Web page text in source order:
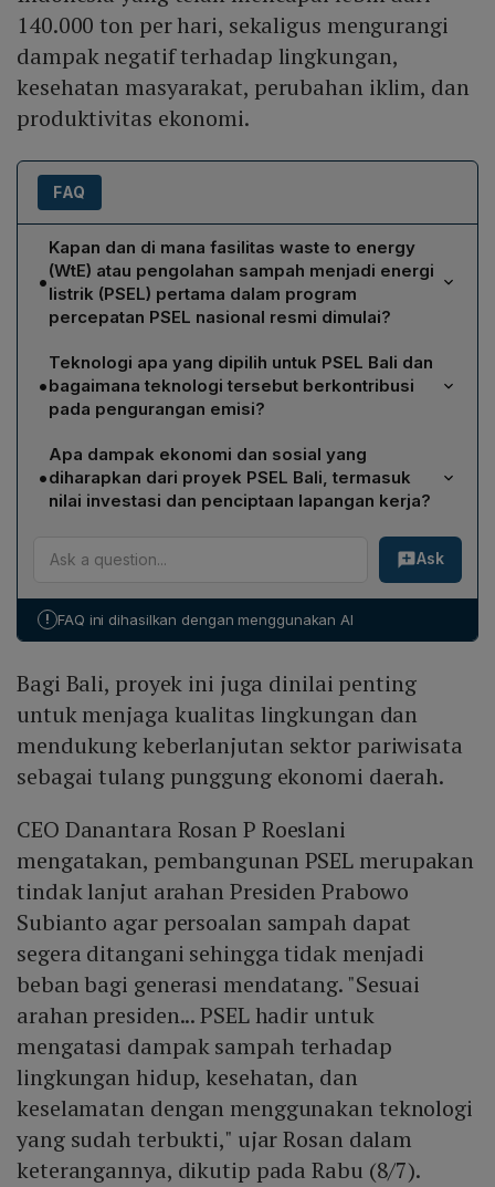
140.000 ton per hari, sekaligus mengurangi
dampak negatif terhadap lingkungan,
kesehatan masyarakat, perubahan iklim, dan
produktivitas ekonomi.
FAQ
•
Kapan dan di mana fasilitas waste to energy
(WtE) atau pengolahan sampah menjadi energi
listrik (PSEL) pertama dalam program
percepatan PSEL nasional resmi dimulai?
Fasilitas tersebut secara resmi dimulai pada Rabu, 8 Juli
2026, dengan peresmian di Desa Pedungan,
Kecamatan Denpasar Selatan, Bali. Pembangunan ini
dilaksanakan oleh Badan Pengelola Investasi Daya
Anagata Nusantara (Danantara) melalui PT Danantara
Investment Management (DIM) dan PT Daya Energi
Bersih Nusantara (Denera).
•
Teknologi apa yang dipilih untuk PSEL Bali dan
bagaimana teknologi tersebut berkontribusi
pada pengurangan emisi?
PSEL Bali menggunakan teknologi moving grate
incinerator yang telah terbukti di banyak negara.
Fasilitas dirancang mengikuti standar emisi European
Industrial Emissions Directive (EU IED) dan dilengkapi
Air Pollution Control System (APCS) berlapis. Dengan
teknologi ini, proyek diproyeksikan dapat menurunkan
em hingga 80 % per ton sampah dibandingkan metode
pembuangan terbuka tradisional.
•
Apa dampak ekonomi dan sosial yang
diharapkan dari proyek PSEL Bali, termasuk
nilai investasi dan penciptaan lapangan kerja?
Proyek PSEL Bali memiliki nilai investasi sekitar
Rp 3 triliun dan kapasitas pengolahan 1.500 ton sampah
per hari. Selama fase konstruksi dan operasional,
hijau. Selain itu, Danantara menandatangani perjanjian
yang memastikan penyerapan listrik ke jaringan
nasional dan mendukung keberlanjutan ekonomi lokal
serta sektor pariwisata Bali.
Ask
! FAQ ini dihasilkan dengan menggunakan AI
Bagi Bali, proyek ini juga dinilai penting
untuk menjaga kualitas lingkungan dan
mendukung keberlanjutan sektor pariwisata
sebagai tulang punggung ekonomi daerah.
CEO Danantara Rosan P Roeslani
mengatakan, pembangunan PSEL merupakan
tindak lanjut arahan Presiden Prabowo
Subianto agar persoalan sampah dapat
segera ditangani sehingga tidak menjadi
beban bagi generasi mendatang. "Sesuai
arahan presiden... PSEL hadir untuk
mengatasi dampak sampah terhadap
lingkungan hidup, kesehatan, dan
keselamatan dengan menggunakan teknologi
yang sudah terbukti," ujar Rosan dalam
keterangannya, dikutip pada Rabu (8/7).